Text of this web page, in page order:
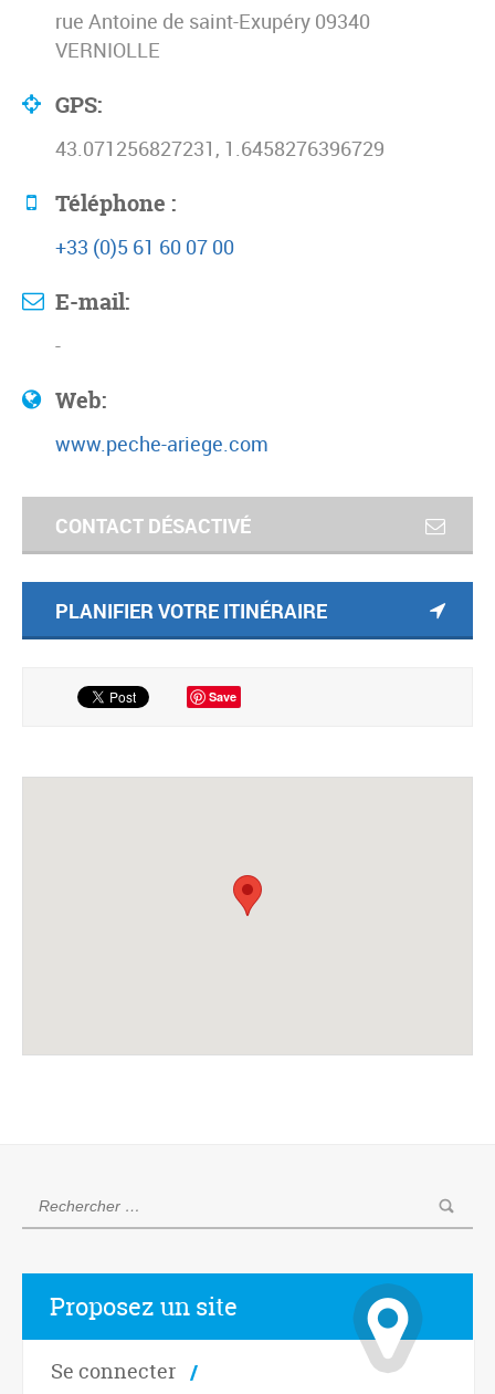
rue Antoine de saint-Exupéry 09340
VERNIOLLE
GPS:
43.071256827231, 1.6458276396729
Téléphone :
+33 (0)5 61 60 07 00
E-mail:
-
Web:
www.peche-ariege.com
CONTACT DÉSACTIVÉ
PLANIFIER VOTRE ITINÉRAIRE
Save
Proposez un site
Se connecter